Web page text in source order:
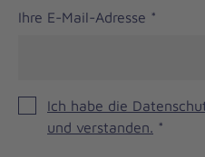
Ihre E-Mail-Adresse *
Ich habe die
und verstanden. *